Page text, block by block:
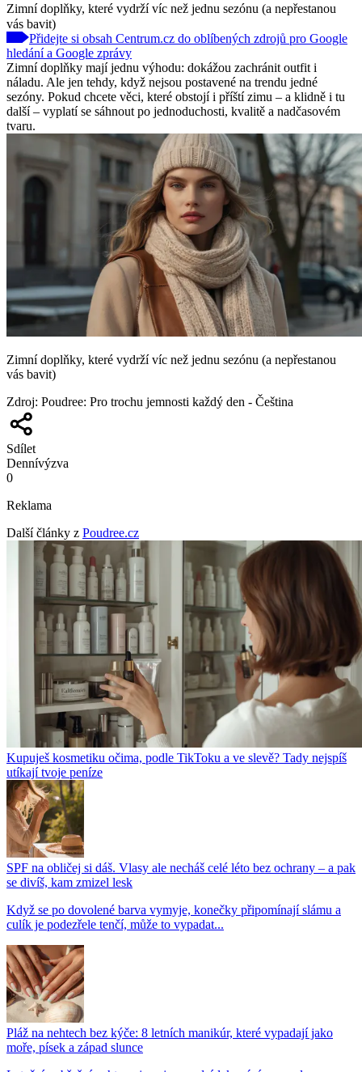
Zimní doplňky, které vydrží víc než jednu sezónu (a nepřestanou
vás bavit)
Přidejte si obsah Centrum.cz do oblíbených zdrojů pro Google
hledání a Google zprávy
Zimní doplňky mají jednu výhodu: dokážou zachránit outfit i
náladu. Ale jen tehdy, když nejsou postavené na trendu jedné
sezóny. Pokud chcete věci, které obstojí i příští zimu – a klidně i tu
další – vyplatí se sáhnout po jednoduchosti, kvalitě a nadčasovém
tvaru.
Zimní doplňky, které vydrží víc než jednu sezónu (a nepřestanou
vás bavit)
Zdroj: Poudree: Pro trochu jemnosti každý den - Čeština
Sdílet
Dennívýzva
0
Reklama
Další články z Poudree.cz
Kupuješ kosmetiku očima, podle TikToku a ve slevě? Tady nejspíš
utíkají tvoje peníze
SPF na obličej si dáš. Vlasy ale necháš celé léto bez ochrany – a pak
se divíš, kam zmizel lesk
Když se po dovolené barva vymyje, konečky připomínají slámu a
culík je podezřele tenčí, může to vypadat...
Pláž na nehtech bez kýče: 8 letních manikúr, které vypadají jako
moře, písek a západ slunce